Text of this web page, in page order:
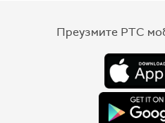
Преузмите РТС